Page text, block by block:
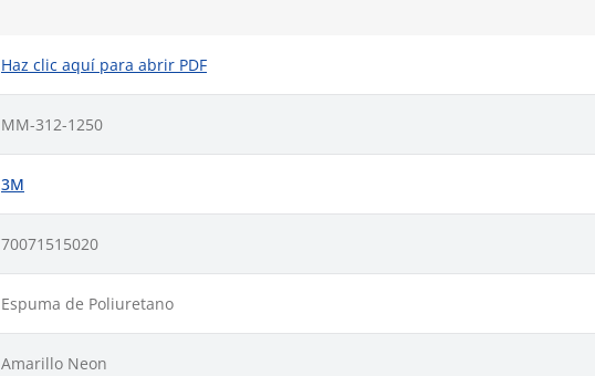
Haz clic aquí para abrir PDF
MM-312-1250
3M
70071515020
Espuma de Poliuretano
Amarillo Neon